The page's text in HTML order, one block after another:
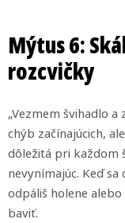
Mýtus 6:
rozcvičky
„Vezmem švihadlo a
chýb začínajúcich,
dôležitá pri každom
nevynímajúc. Keď
odpáliš holene
baviť.